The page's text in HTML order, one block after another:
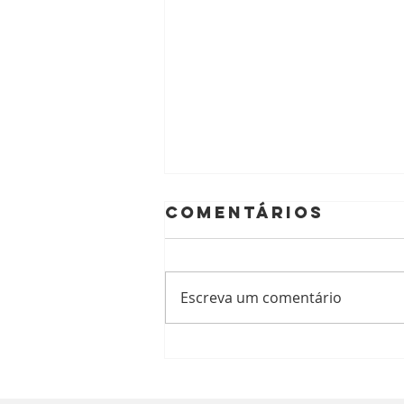
Comentários
Escreva um comentário